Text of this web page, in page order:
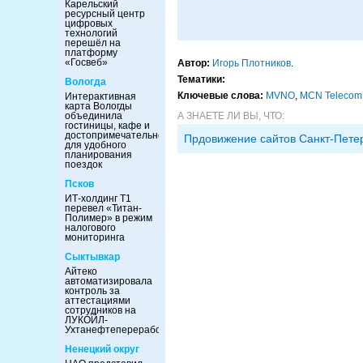
Карельский
ресурсный центр
цифровых
технологий
перешёл на
платформу
«Госвеб»
Вологда
Интерактивная
карта Вологды
объединила
гостиницы, кафе и
достопримечательности
для удобного
планирования
поездок
Псков
ИТ-холдинг Т1
перевел «Титан-
Полимер» в режим
налогового
мониторинга
Сыктывкар
Айтеко
автоматизировала
контроль за
аттестациями
сотрудников на
ЛУКОЙЛ-
Ухтанефтепереработка
Ненецкий округ
Автор: Игорь Плотников.
Тематики:
Ключевые слова: MVNO, MCN Telecom
А ЗНАЕТЕ ЛИ ВЫ, ЧТО:
Прдовижение сайтов Санкт-